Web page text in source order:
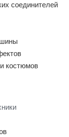
соединителей
костюмов